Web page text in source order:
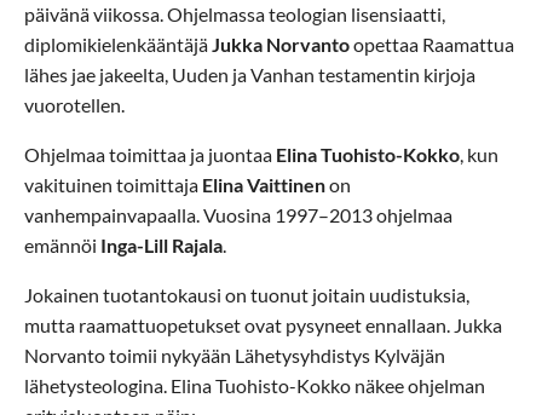
päivänä viikossa. Ohjelmassa teologian lisensiaatti,
diplomikielenkääntäjä Jukka Norvantoopettaa Raamattua
lähes jae jakeelta, Uuden ja Vanhan testamentin kirjoja
vuorotellen.
Ohjelmaa toimittaa ja juontaa Elina Tuohisto-Kokko , kun
vakituinen toimittaja Elina Vaittinenon
vanhempainvapaalla. Vuosina 1997–2013 ohjelmaa
emännöi Inga-Lill Rajala
Jokainen tuotantokausi on tuonut joitain uudistuksia,
mutta raamattuopetukset ovat pysyneet ennallaan. Jukka
Norvanto toimii nykyään Lähetysyhdistys Kylväjän
lähetysteologina. Elina Tuohisto-Kokko näkee ohjelman